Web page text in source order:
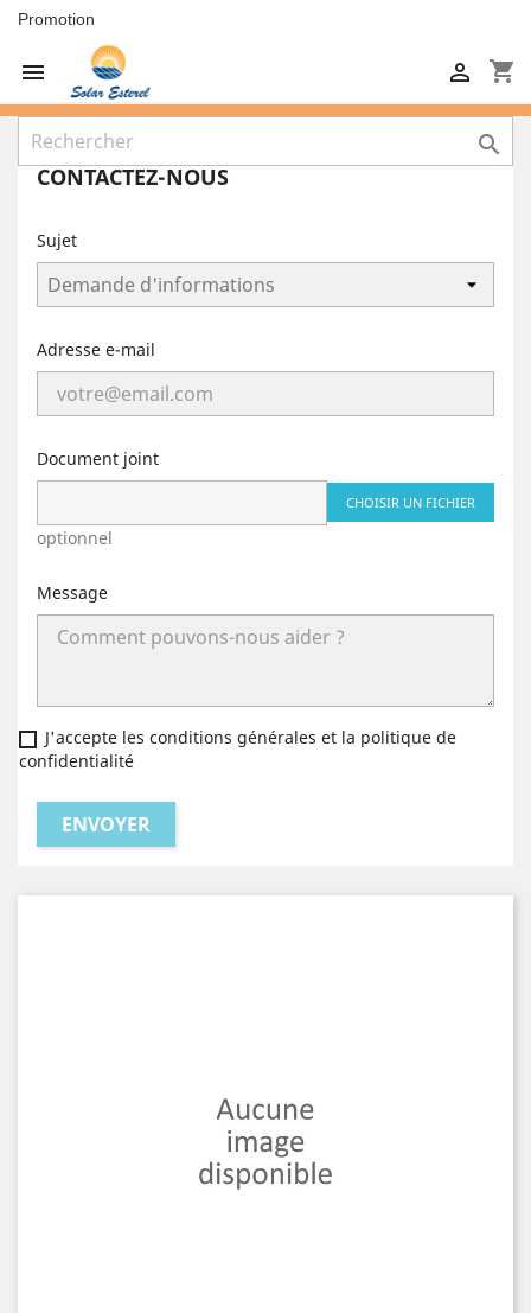
Promotion
 shopping_cart


CONTACTEZ-NOUS
Sujet
Adresse e-mail
Document joint
CHOISIR UN FICHIER
optionnel
Message
J'accepte les conditions générales et la politique de
confidentialité